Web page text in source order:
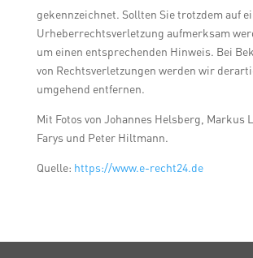
gekennzeichnet. Sollten Sie trotzdem auf
Urheberrechtsverletzung aufmerksam
um einen entsprechenden Hinweis. Bei
von Rechtsverletzungen werden wir
umgehend entfernen.
Mit Fotos von Johannes Helsberg, Markus
Farys und Peter Hiltmann.
Quelle: https://www.e-recht24.de